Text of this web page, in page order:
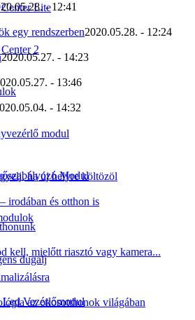
Lite
2
modul
Modul
dugalj
Led Vezérlőmodul
- 12:41
egy rendszerben2020.05.28. - 12:24
2020.05.27. - 14:23
- 13:46
- 14:32
ha új helyre költözöl
irodában és otthon is
kell, mielőtt riasztó vagy kamera...
az okosotthonok világában